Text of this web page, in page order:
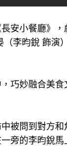
安小餐廳》，
（李昀銳 飾演
巧妙融合美食
被問到對方和
旁的李昀銳馬